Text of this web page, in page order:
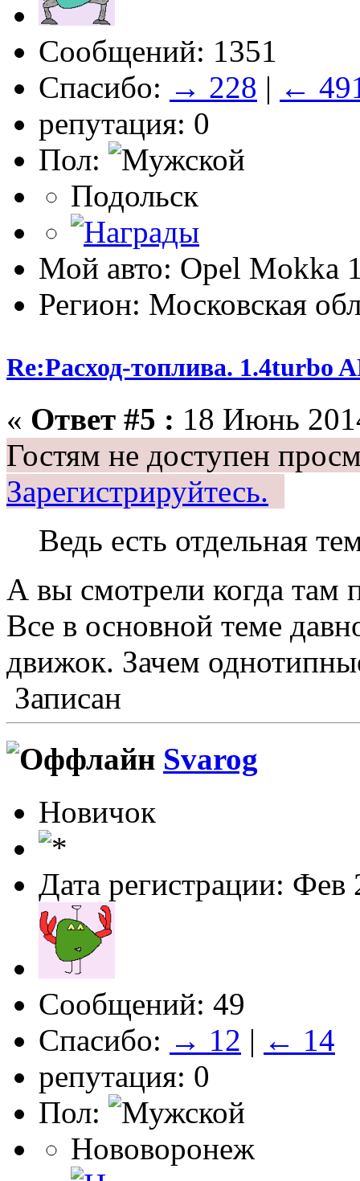
Сообщений: 1351
Спасибо: → 228 | ←
репутация: 0
Пол:
Подольск
Мой авто: Opel Mokka
Регион: Московская
Re:Расход-топлива. 1.4turbo
« Ответ #5 : 18 Июнь
Гостям не доступен
Зарегистрируйтесь.
Ведь есть отдельная
А вы смотрели когда там
Все в основной теме
движок. Зачем
Записан
Svarog
Новичок
Дата регистрации: Фев
Сообщений: 49
Спасибо: → 12 | ← 14
репутация: 0
Пол:
Нововоронеж